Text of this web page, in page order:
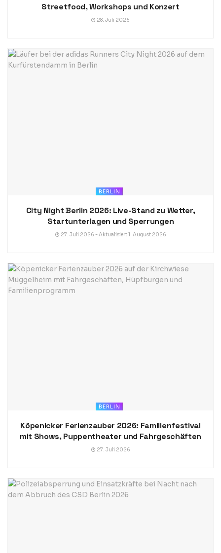
Streetfood, Workshops und Konzert
28. Juli 2026
BERLIN
City Night Berlin 2026: Live-Stand zu Wetter,
Startunterlagen und Sperrungen
27. Juli 2026 - Aktualisiert 1. August 2026
BERLIN
Köpenicker Ferienzauber 2026: Familienfestival
mit Shows, Puppentheater und Fahrgeschäften
27. Juli 2026